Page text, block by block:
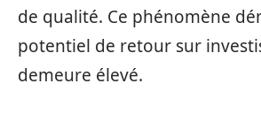
de qualité. Ce phénomène
potentiel de retour sur
demeure élevé.